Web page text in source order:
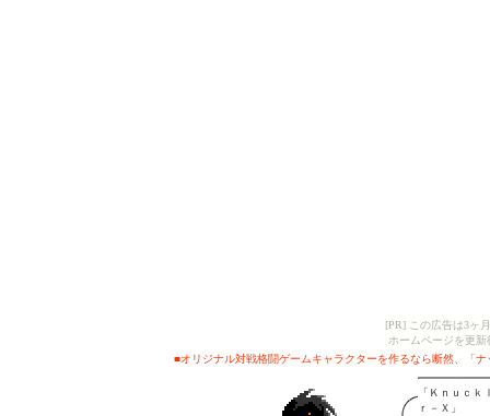
[PR] この広告は3ヶ
ホームページを更
■オリジナル対戦格闘ゲームキャラクターを作るなら断然、「
「Ｋｎｕｃｋ
ｒ－Ｘ」